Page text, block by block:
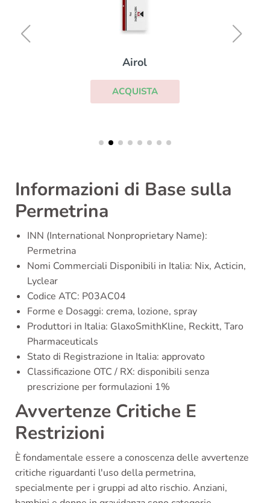
Airol
ACQUISTA
Informazioni di Base sulla
Permetrina
INN (International Nonproprietary Name):
Permetrina
Nomi Commerciali Disponibili in Italia: Nix, Acticin,
Lyclear
Codice ATC: P03AC04
Forme e Dosaggi: crema, lozione, spray
Produttori in Italia: GlaxoSmithKline, Reckitt, Taro
Pharmaceuticals
Stato di Registrazione in Italia: approvato
Classificazione OTC / RX: disponibili senza
prescrizione per formulazioni 1%
Avvertenze Critiche E
Restrizioni
È fondamentale essere a conoscenza delle avvertenze
critiche riguardanti l'uso della permetrina,
specialmente per i gruppi ad alto rischio. Anziani,